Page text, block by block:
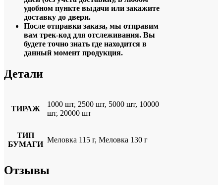
удобном пункте выдачи или закажите
доставку до двери.
После отправки заказа, мы отправим
вам трек-код для отслеживания. Вы
будете точно знать где находится в
данный момент продукция.
Детали
ТИРАЖ
1000 шт, 2500 шт, 5000 шт, 10000
шт, 20000 шт
ТИП
БУМАГИ
Меловка 115 г, Меловка 130 г
Отзывы